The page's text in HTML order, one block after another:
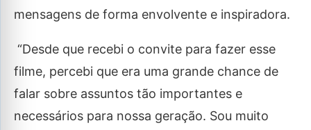
mensagens de forma envolvente e inspiradora.
“Desde que recebi o convite para fazer esse
filme, percebi que era uma grande chance de
falar sobre assuntos tão importantes e
necessários para nossa geração. Sou muito